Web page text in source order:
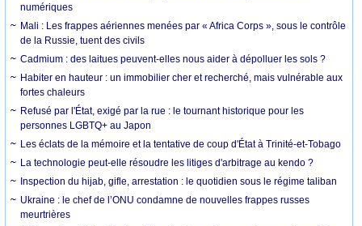
numériques
Mali : Les frappes aériennes menées par « Africa Corps », sous le contrôle
de la Russie, tuent des civils
Cadmium : des laitues peuvent-elles nous aider à dépolluer les sols ?
Habiter en hauteur : un immobilier cher et recherché, mais vulnérable aux
fortes chaleurs
Refusé par l'État, exigé par la rue : le tournant historique pour les
personnes LGBTQ+ au Japon
Les éclats de la mémoire et la tentative de coup d'État à Trinité-et-Tobago
La technologie peut-elle résoudre les litiges d'arbitrage au kendo ?
Inspection du hijab, gifle, arrestation : le quotidien sous le régime taliban
Ukraine : le chef de l’ONU condamne de nouvelles frappes russes
meurtrières